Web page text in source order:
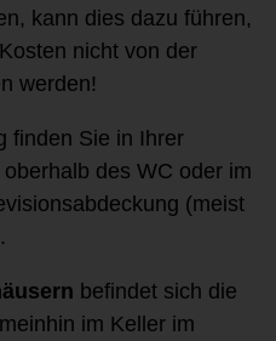
kann dies dazu führen,
nicht von der
werden!
finden Sie in Ihrer
des WC oder im
(meist
befindet sich die
im Keller im